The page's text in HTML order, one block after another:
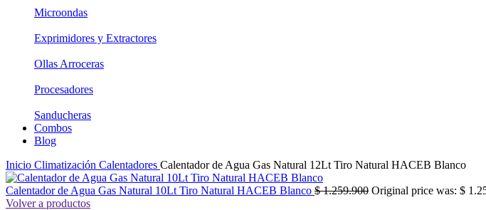
Microondas
Exprimidores y Extractores
Ollas Arroceras
Procesadores
Sanducheras
Combos
Blog
Inicio Climatización Calentadores Calentador de Agua Gas Natural 12Lt Tiro Natural HACEB Blanco
Calentador de Agua Gas Natural 10Lt Tiro Natural HACEB Blanco $1.259.900 Original price was: $
Volver a productos